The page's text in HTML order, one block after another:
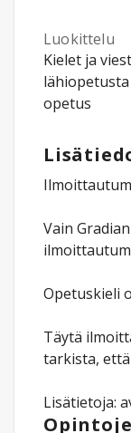
Luokittelu
Kielet ja
opetus
Vain
Opetuskieli
Täytä
tarkista,
Lisätietoja: